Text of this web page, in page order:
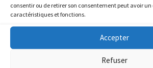
consentir ou de retirer son consentement peut avoir
caractéristiques et fonctions.
Accepter
Refuser
PRODUITS SIMILAIRES